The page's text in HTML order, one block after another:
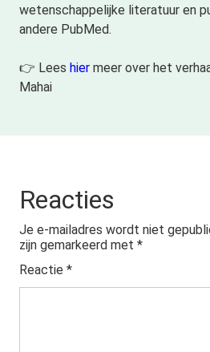
wetenschappelijke literatuur en
andere PubMed.
👉 Lees hier meer over het
Mahai
Reacties
Je e-mailadres wordt niet
zijn gemarkeerd met *
Reactie *